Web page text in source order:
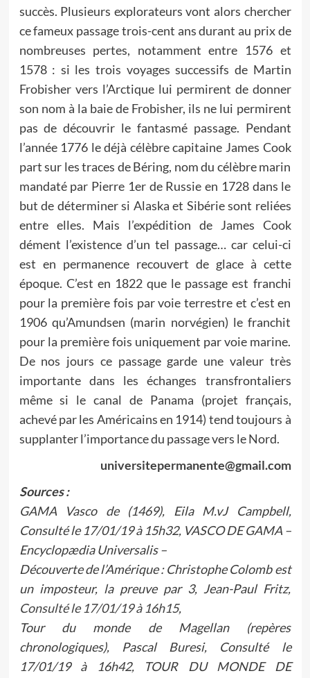
succès. Plusieurs explorateurs vont alors chercher
ce fameux passage trois-cent ans durant au prix de
nombreuses pertes, notamment entre 1576 et
1578 : si les trois voyages successifs de Martin
Frobisher vers l’Arctique lui permirent de donner
son nom à la baie de Frobisher, ils ne lui permirent
pas de découvrir le fantasmé passage. Pendant
l’année 1776 le déjà célèbre capitaine James Cook
part sur les traces de Béring, nom du célèbre marin
mandaté par Pierre 1er de Russie en 1728 dans le
but de déterminer si Alaska et Sibérie sont reliées
entre elles. Mais l’expédition de James Cook
dément l’existence d’un tel passage… car celui-ci
est en permanence recouvert de glace à cette
époque. C’est en 1822 que le passage est franchi
pour la première fois par voie terrestre et c’est en
1906 qu’Amundsen (marin norvégien) le franchit
pour la première fois uniquement par voie marine.
De nos jours ce passage garde une valeur très
importante dans les échanges transfrontaliers
même si le canal de Panama (projet français,
achevé par les Américains en 1914) tend toujours à
supplanter l’importance du passage vers le Nord.
universitepermanente@gmail.com
Sources :
GAMA Vasco de (1469), Eila M.vJ Campbell,
Consulté le 17/01/19 à 15h32, VASCO DE GAMA –
Encyclopædia Universalis –
Découverte de l’Amérique : Christophe Colomb est
un imposteur, la preuve par 3, Jean-Paul Fritz,
Consulté le 17/01/19 à 16h15,
Tour du monde de Magellan (repères
chronologiques), Pascal Buresi, Consulté le
17/01/19 à 16h42, TOUR DU MONDE DE